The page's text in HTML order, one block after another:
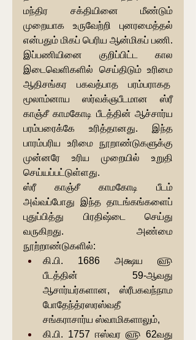
மந்திர சக்தியினை மீண்டும்
முறையாக உருவேற்றி புனரமைத்தல்
என்பதும் மிகப் பெரிய ஆன்மிகப் பணி.
இப்பணியினை குறிப்பிட்ட கால
இடைவெளிகளில் செய்திடும் உரிமை
ஆதிசங்கர பகவத்பாத பரம்பராகத
மூலாம்னாய ஸர்வக்ஞபீடமான ஸ்ரீ
காஞ்சீ காமகோடி பீடத்தின் ஆச்சார்ய
பரம்பரைக்கே உரித்தானது. இந்த
பாரம்பரிய உரிமை நூறாண்டுகளுக்கு
முன்னரே உரிய முறையில் உறுதி
செய்யப்பட்டுள்ளது.
ஸ்ரீ காஞ்சீ காமகோடி பீடம்
அவ்வப்போது இந்த தாடங்கங்களைப்
புதுப்பித்து பிரதிஷ்டை செய்து
வருகிறது. அண்மை
நூற்றாண்டுகளில்:
கி.பி. 1686 அக்ஷய ௵
பீடத்தின் 59-ஆவது
ஆசார்யர்களான, ஸ்ரீபகவந்நாம
போதேந்த்ரஸரஸ்வதீ
சங்கராசார்ய ஸ்வாமிகளாலும்,
கி.பி. 1757 ஈஸ்வர ௵ 62வது